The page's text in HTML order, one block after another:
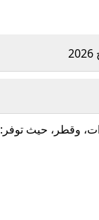
وقطر، حيث توفر: